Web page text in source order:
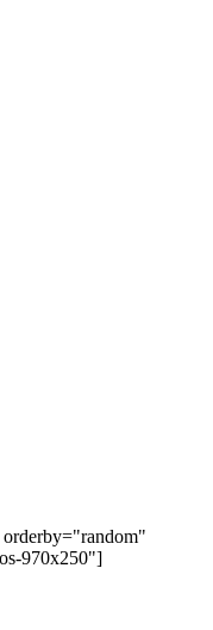
970x250"]